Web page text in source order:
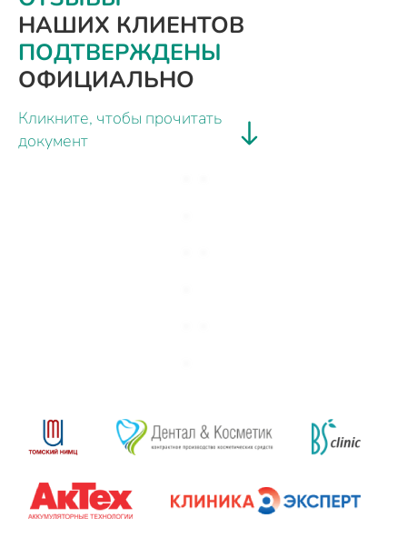
НАШИХ КЛИЕНТОВ
ПОДТВЕРЖДЕНЫ
ОФИЦИАЛЬНО
Кликните, чтобы прочитать
документ